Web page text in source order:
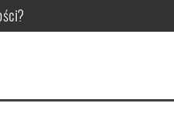
i zagrożeń
przed decyzją
przed kontrolą